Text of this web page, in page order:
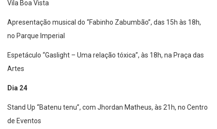
Vila Boa Vista
Apresentação musical do “Fabinho Zabumbão”, das 15h às 18h,
no Parque Imperial
Espetáculo “Gaslight – Uma relação tóxica”, às 18h, na Praça das
Artes
Dia 24
Stand Up “Batenu tenu”, com Jhordan Matheus, às 21h, no Centro
de Eventos